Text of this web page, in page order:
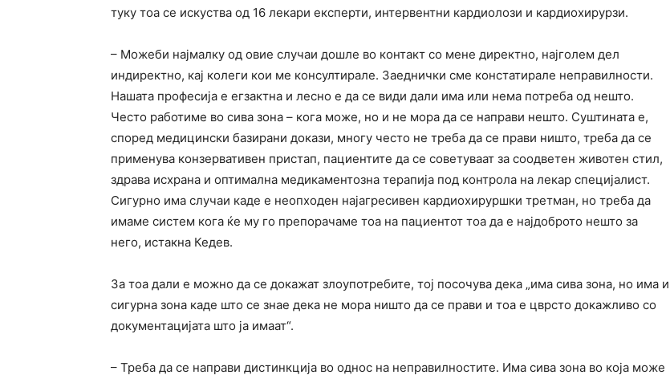
туку тоа се искуства од 16 лекари експерти, интервентни кардиолози и кардиохирурзи.
– Можеби најмалку од овие случаи дошле во контакт со мене директно, најголем дел
индиректно, кај колеги кои ме консултирале. Заеднички сме констатирале неправилности.
Нашата професија е егзактна и лесно е да се види дали има или нема потреба од нешто.
Често работиме во сива зона – кога може, но и не мора да се направи нешто. Суштината е,
според медицински базирани докази, многу често не треба да се прави ништо, треба да се
применува конзервативен пристап, пациентите да се советуваат за соодветен животен стил,
здрава исхрана и оптимална медикаментозна терапија под контрола на лекар специјалист.
Сигурно има случаи каде е неопходен најагресивен кардиохируршки третман, но треба да
имаме систем кога ќе му го препорачаме тоа на пациентот тоа да е најдоброто нешто за
него, истакна Кедев.
За тоа дали е можно да се докажат злоупотребите, тој посочува дека „има сива зона, но има и
сигурна зона каде што се знае дека не мора ништо да се прави и тоа е цврсто докажливо со
документацијата што ја имаат“.
– Треба да се направи дистинкција во однос на неправилностите. Има сива зона во која може